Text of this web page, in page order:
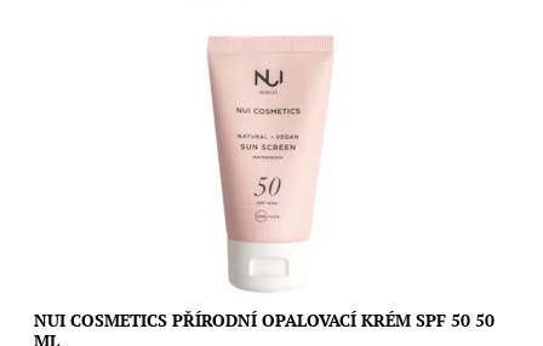
Voděodolný přírodní opalovací krém s SPF 50 s minerální UV
ochranou. Objem: 50 ml
Skladem
NUI Cosmetics
NUI COSMETICS PŘÍRODNÍ OPALOVACÍ KRÉM SPF 50 50
ML